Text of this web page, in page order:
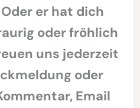
er hat dich
oder fröhlich
uns jederzeit
oder
Email